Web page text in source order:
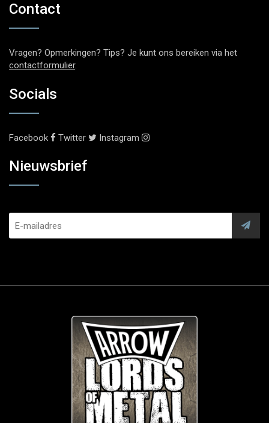
Contact
Vragen? Opmerkingen? Tips? Je kunt ons bereiken via het
contactformulier.
Socials
Facebook Twitter Instagram
Nieuwsbrief